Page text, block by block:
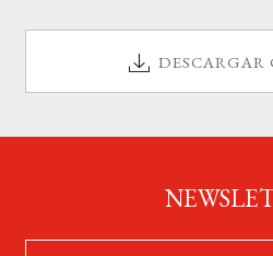
DESCARGAR